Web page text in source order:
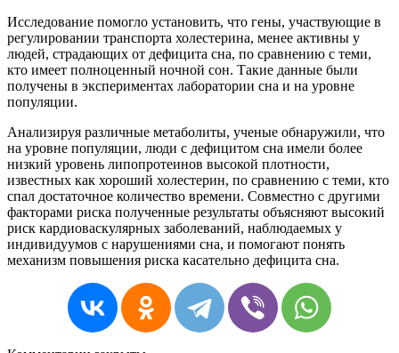
Исследование помогло установить, что гены, участвующие в
регулировании транспорта холестерина, менее активны у
людей, страдающих от дефицита сна, по сравнению с теми,
кто имеет полноценный ночной сон. Такие данные были
получены в экспериментах лаборатории сна и на уровне
популяции.
Анализируя различные метаболиты, ученые обнаружили, что
на уровне популяции, люди с дефицитом сна имели более
низкий уровень липопротеинов высокой плотности,
известных как хороший холестерин, по сравнению с теми, кто
спал достаточное количество времени. Совместно с другими
факторами риска полученные результаты объясняют высокий
риск кардиоваскулярных заболеваний, наблюдаемых у
индивидуумов с нарушениями сна, и помогают понять
механизм повышения риска касательно дефицита сна.